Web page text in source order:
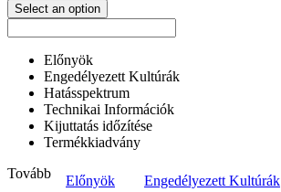
Select an option
Előnyök
Engedélyezett Kultúrák
Hatásspektrum
Technikai Információk
Kijuttatás időzítése
Termékkiadvány
Tovább
Előnyök Engedélyezett Kultúrák